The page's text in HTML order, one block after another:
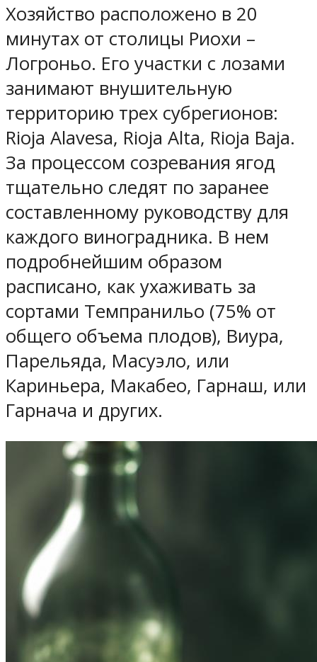
Хозяйство расположено в 20
минутах от столицы Риохи –
Логроньо. Его участки с лозами
занимают внушительную
территорию трех субрегионов:
Rioja Alavesa, Rioja Alta, Rioja Baja.
За процессом созревания ягод
тщательно следят по заранее
составленному руководству для
каждого виноградника. В нем
подробнейшим образом
расписано, как ухаживать за
сортами Темпранильо (75% от
общего объема плодов), Виура,
Парельяда, Масуэло, или
Кариньера, Макабео, Гарнаш, или
Гарнача и других.